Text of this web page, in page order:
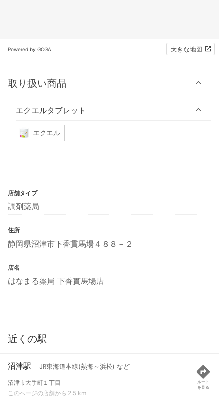
Powered by GOGA 大きな地図
取り扱い商品
エクエルタブレット
エクエル
店舗タイプ
調剤薬局
住所
静岡県沼津市下香貫馬場４８８－２
店名
はなまる薬局 下香貫馬場店
近くの駅
沼津駅 JR東海道本線(熱海～浜松) など
沼津市大手町１丁目
このページの店舗から 2.5 km
ルート
を見る